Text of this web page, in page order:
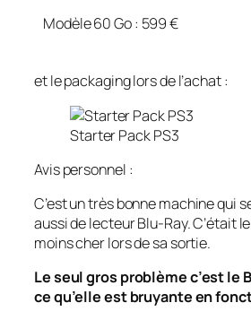
Modèle 60 Go : 599 €
et le packaging lors de l’achat :
Starter Pack PS3
Avis personnel :
C’est un très bonne machine qui
aussi de lecteur Blu-Ray. C’était
moins cher lors de sa sortie.
Le seul gros problème c’est le
ce qu’elle est bruyante en